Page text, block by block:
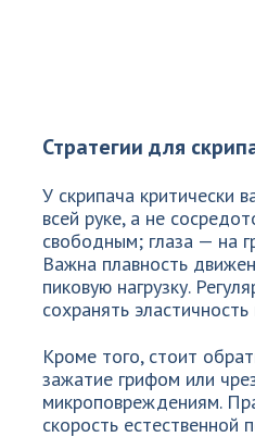
Стратегии для
У скрипача критически
всей руке, а не
свободным; глаза — на
Важна плавность
пиковую нагрузку.
сохранять
Кроме того, стоит
зажатие грифом или
микроповреждениям.
скорость естественной